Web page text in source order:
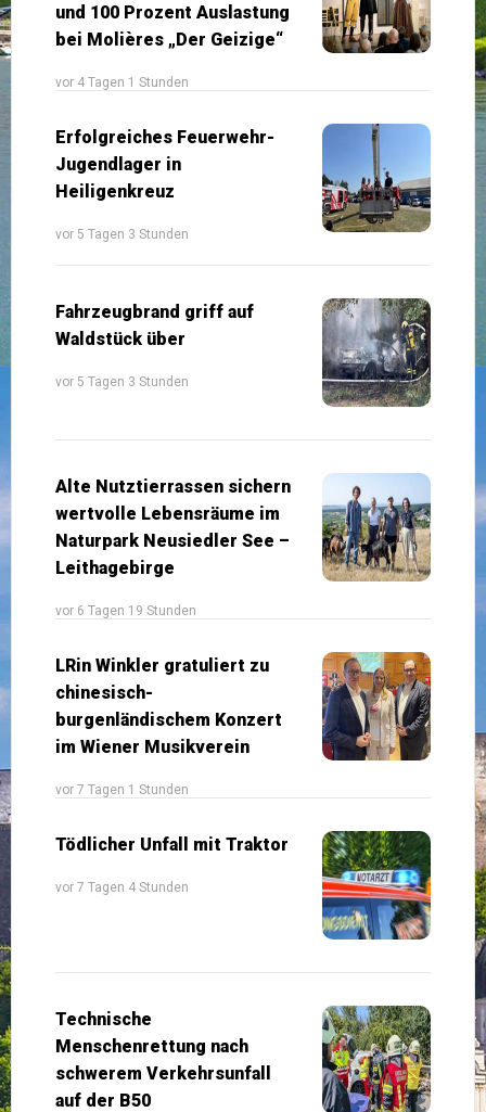
und 100 Prozent Auslastung
bei Molières „Der Geizige“
vor 4 Tagen 1 Stunden
Erfolgreiches Feuerwehr-
Jugendlager in
Heiligenkreuz
vor 5 Tagen 3 Stunden
Fahrzeugbrand griff auf
Waldstück über
vor 5 Tagen 3 Stunden
Alte Nutztierrassen sichern
wertvolle Lebensräume im
Naturpark Neusiedler See –
Leithagebirge
vor 6 Tagen 19 Stunden
LRin Winkler gratuliert zu
chinesisch-
burgenländischem Konzert
im Wiener Musikverein
vor 7 Tagen 1 Stunden
Tödlicher Unfall mit Traktor
vor 7 Tagen 4 Stunden
Technische
Menschenrettung nach
schwerem Verkehrsunfall
auf der B50